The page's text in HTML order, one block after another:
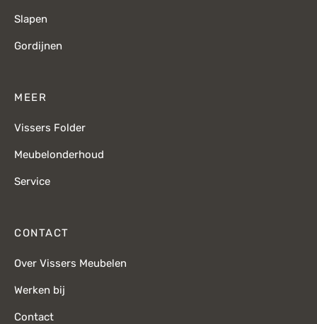
Slapen
Gordijnen
MEER
Vissers Folder
Meubelonderhoud
Service
CONTACT
Over Vissers Meubelen
Werken bij
Contact